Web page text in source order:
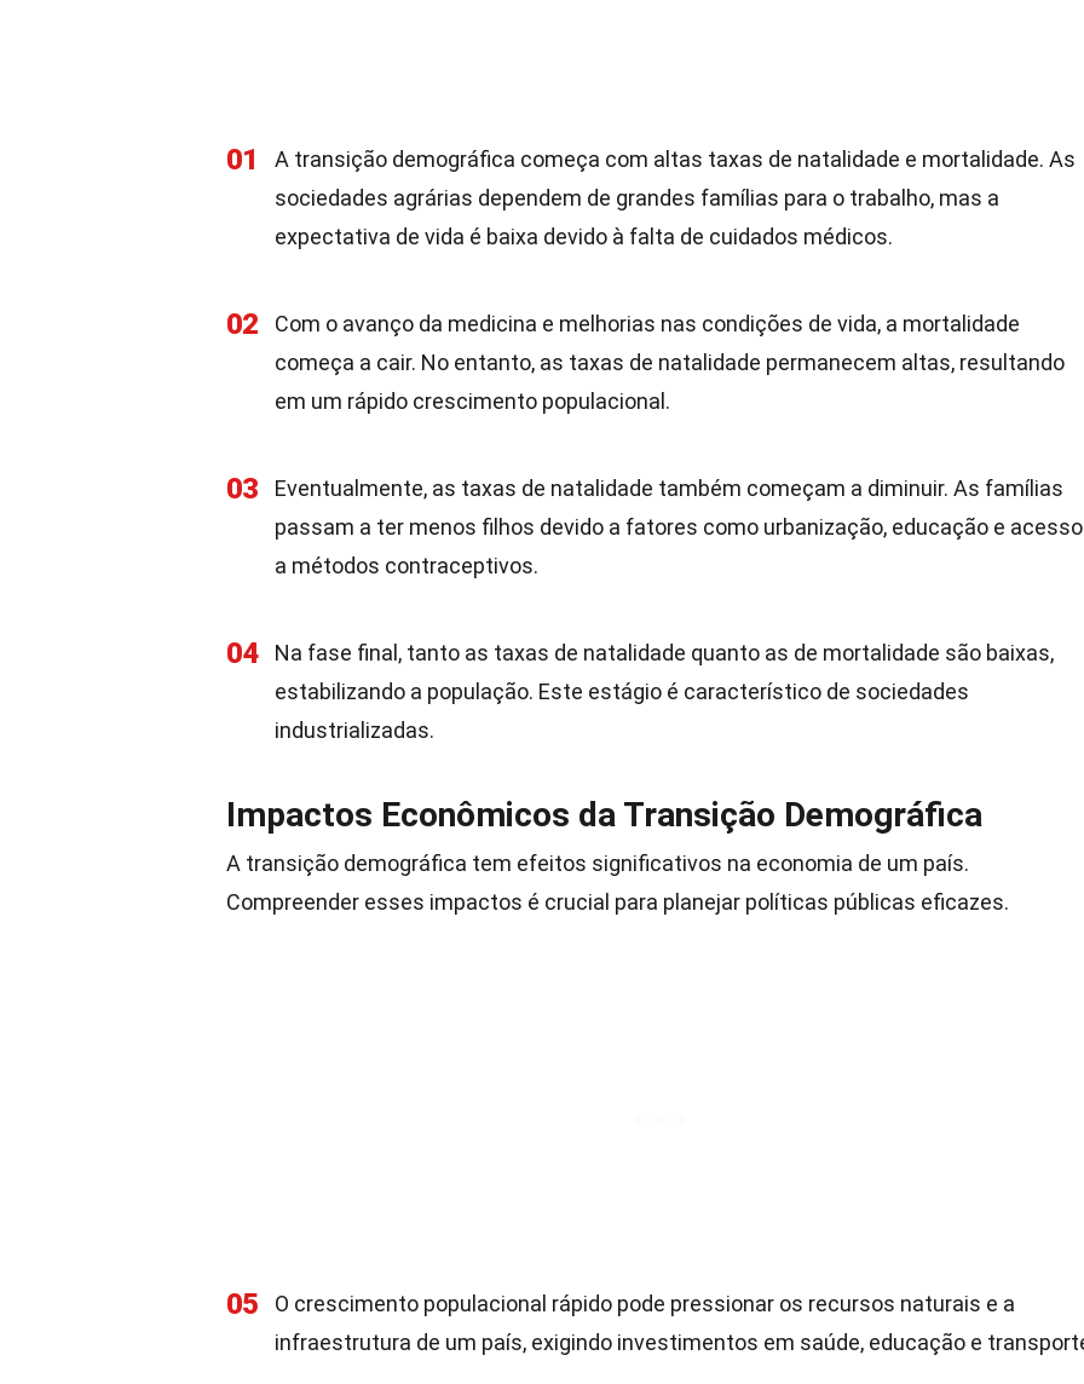
01
A transição demográfica começa com altas taxas de natalidade e mortalidade. As
sociedades agrárias dependem de grandes famílias para o trabalho, mas a
expectativa de vida é baixa devido à falta de cuidados médicos.
02
Com o avanço da medicina e melhorias nas condições de vida, a mortalidade
começa a cair. No entanto, as taxas de natalidade permanecem altas, resultando
em um rápido crescimento populacional.
03
Eventualmente, as taxas de natalidade também começam a diminuir. As famílias
passam a ter menos filhos devido a fatores como urbanização, educação e acesso
a métodos contraceptivos.
04
Na fase final, tanto as taxas de natalidade quanto as de mortalidade são baixas,
estabilizando a população. Este estágio é característico de sociedades
industrializadas.
Impactos Econômicos da Transição Demográfica
A transição demográfica tem efeitos significativos na economia de um país.
Compreender esses impactos é crucial para planejar políticas públicas eficazes.
05
O crescimento populacional rápido pode pressionar os recursos naturais e a
infraestrutura de um país, exigindo investimentos em saúde, educação e